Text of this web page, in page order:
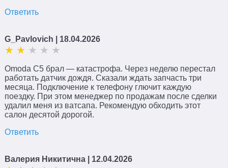
Ответить
G_Pavlovich | 18.04.2026
Omoda C5 брал — катастрофа. Через неделю перестал
работать датчик дождя. Сказали ждать запчасть три
месяца. Подключение к телефону глючит каждую
поездку. При этом менеджер по продажам после сделки
удалил меня из ватсапа. Рекомендую обходить этот
салон десятой дорогой.
Ответить
Валерия Никитична | 12.04.2026